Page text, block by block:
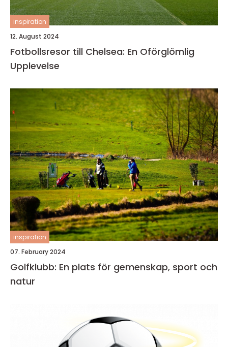
inspiration
12. August 2024
Fotbollsresor till Chelsea: En Oförglömlig
Upplevelse
inspiration
07. February 2024
Golfklubb: En plats för gemenskap, sport och
natur